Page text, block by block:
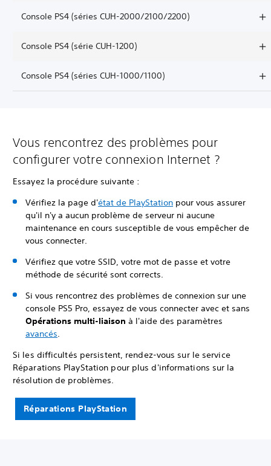
Console PS4 (séries CUH-2000/2100/2200)
Console PS4 (série CUH-1200)
Console PS4 (séries CUH-1000/1100)
Vous rencontrez des problèmes pour
configurer votre connexion Internet ?
Essayez la procédure suivante :
Vérifiez la page d'état de PlayStation pour vous assurer
qu'il n'y a aucun problème de serveur ni aucune
maintenance en cours susceptible de vous empêcher de
vous connecter.
Vérifiez que votre SSID, votre mot de passe et votre
méthode de sécurité sont corrects.
Si vous rencontrez des problèmes de connexion sur une
console PS5 Pro, essayez de vous connecter avec et sans
Opérations multi-liaison à l'aide des paramètres
avancés.
Si les difficultés persistent, rendez-vous sur le service
Réparations PlayStation pour plus d'informations sur la
résolution de problèmes.
Réparations PlayStation